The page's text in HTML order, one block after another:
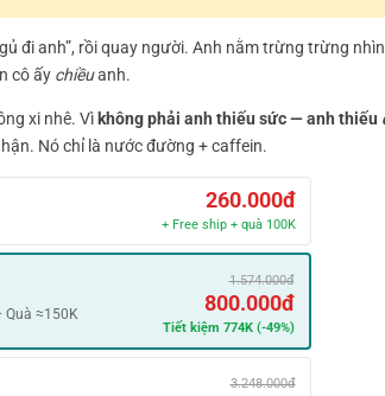
đi anh”, rồi quay người. Anh nằm trừng trừng
cô ấy chiềuanh.
xi nhê. Vì không phải anh thiếu sức — anh thiếu
Nó chỉ là nước đường + caffein.
260.000đ
+ Free ship + quà 100K
Quà ≈150K
1.574.000đ
800.000đ
Tiết kiệm 774K (-49%)
3.248.000đ